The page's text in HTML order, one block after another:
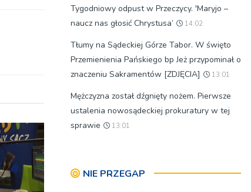
Tygodniowy odpust w Przeczycy. 'Maryjo –
naucz nas głosić Chrystusa’
14:02
Tłumy na Sądeckiej Górze Tabor. W święto
Przemienienia Pańskiego bp Jeż przypominał o
znaczeniu Sakramentów [ZDJĘCIA]
13:01
Mężczyzna został dźgnięty nożem. Pierwsze
ustalenia nowosądeckiej prokuratury w tej
sprawie
13:01
NIE PRZEGAP